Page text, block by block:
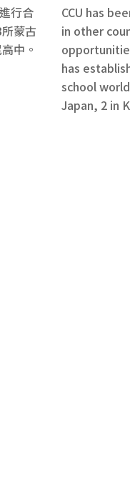
行合
蒙古
中。
CCU has
in other
has
school
Japan, 2 in